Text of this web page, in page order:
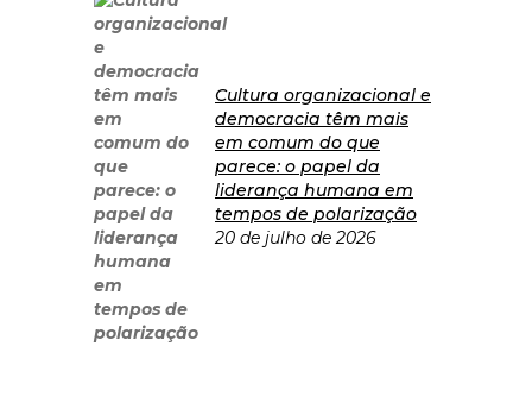
Cultura organizacional e
democracia têm mais
em comum do que
parece: o papel da
liderança humana em
tempos de polarização
20 de julho de 2026